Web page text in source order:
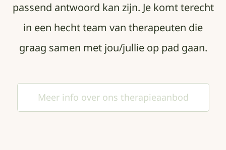
passend antwoord kan zijn. Je komt terecht
in een hecht team van therapeuten die
graag samen met jou/jullie op pad gaan.
Meer info over ons therapieaanbod